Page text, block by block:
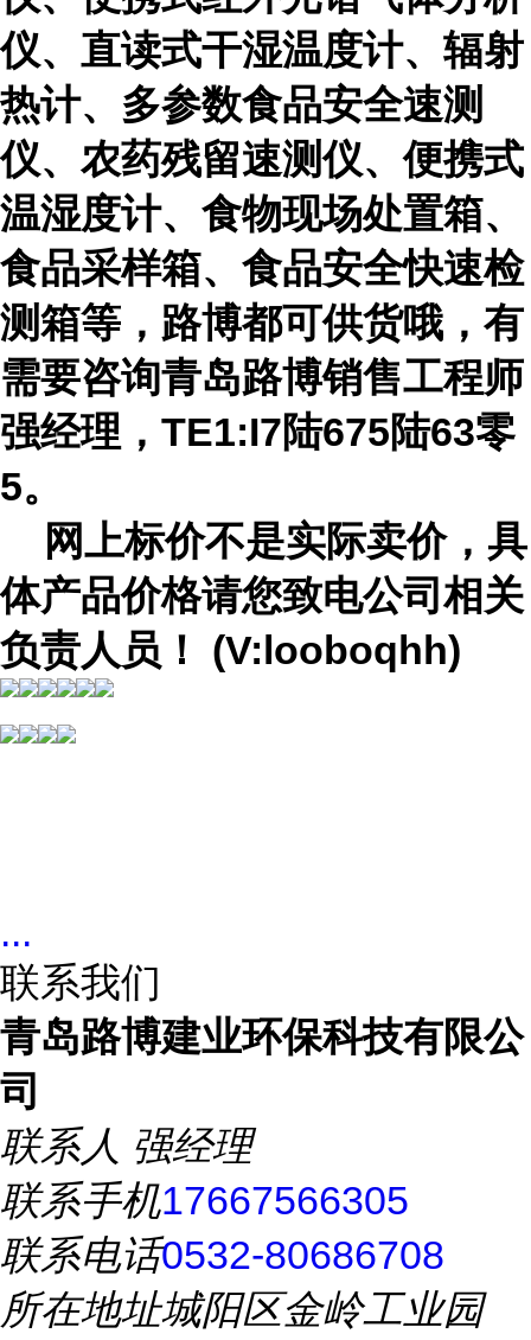
仪、直读式干湿温度计、辐射
热计、多参数食品安全速测
仪、农药残留速测仪、便携式
温湿度计、食物现场处置箱、
食品采样箱、食品安全快速检
测箱等，路博都可供货哦，有
需要咨询青岛路博销售工程师
强经理，TE1:I7陆675陆63零
5。
网上标价不是实际卖价， 具
体产品价格请您致电公司 相关
负责人员 ！ (V:looboqhh)
...
联系我们
青岛路博建业环保科技有限公
司
联系人 强经理
联系手机17667566305
联系电话0532-80686708
所在地址城阳区金岭工业园